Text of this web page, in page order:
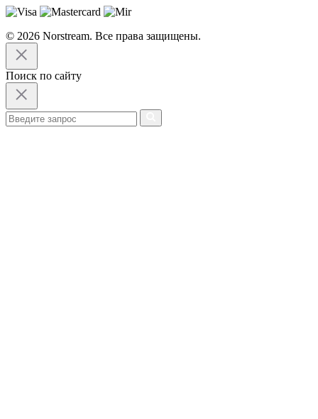
© 2026 Norstream. Все права защищены.
Поиск по сайту